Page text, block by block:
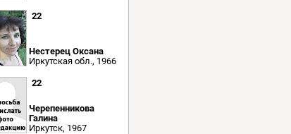
22
Нестерец Оксана
Иркутская обл., 1966
22
Черепенникова
Галина
Иркутск, 1967